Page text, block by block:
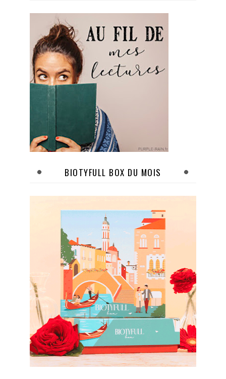
BIOTYFULL BOX DU MOIS